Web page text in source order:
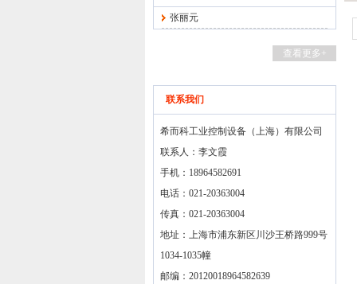
张丽元
查看更多+
联系我们
希而科工业控制设备（上海）有限公司
联系人：李文霞
手机：18964582691
电话：021-20363004
传真：021-20363004
地址：上海市浦东新区川沙王桥路999号
1034-1035幢
邮编：20120018964582639